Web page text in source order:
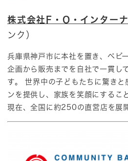
株式会社F・O・インター
ンク）
兵庫県神戸市に本社を置き、ベビ
企画から販売までを自社で一貫し
す。 世界中の子どもたちに驚きと
ンを提供し、家族を笑顔にするこ
現在、全国に約250の直営店を展